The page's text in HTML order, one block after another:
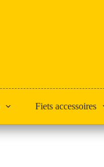
Fiets accessoires